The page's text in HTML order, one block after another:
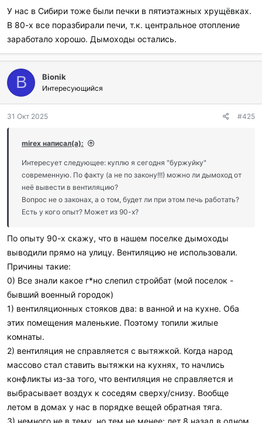
У нас в Сибири тоже были печки в пятиэтажных хрущёвках.
В 80-х все поразбирали печи, т.к. центральное отопление
заработало хорошо. Дымоходы остались.
B Bionik
Интересующийся
31 Окт 2025 #425
mirex написал(а):
Интересует следующее: куплю я сегодня "буржуйку"
современную. По факту (а не по закону!!!) можно ли дымоход от
неё вывести в вентиляцию?
Вопрос не о законах, а о том, будет ли при этом печь работать?
Есть у кого опыт? Может из 90-х?
По опыту 90-х скажу, что в нашем поселке дымоходы
выводили прямо на улицу. Вентиляцию не использовали.
Причины такие:
0) Все знали какое г*но слепил стройбат (мой поселок -
бывший военный городок)
1) вентиляционных стояков два: в ванной и на кухне. Оба
этих помещения маленькие. Поэтому топили жилые
комнаты.
2) вентиляция не справляется с вытяжкой. Когда народ
массово стал ставить вытяжки на кухнях, то начлись
конфликты из-за того, что вентиляция не справляется и
выбрасывает воздух к соседям сверху/снизу. Вообще
летом в домах у нас в порядке вещей обратная тяга.
3) немного не в тему, но тем не менее: лет 8 назад в одном